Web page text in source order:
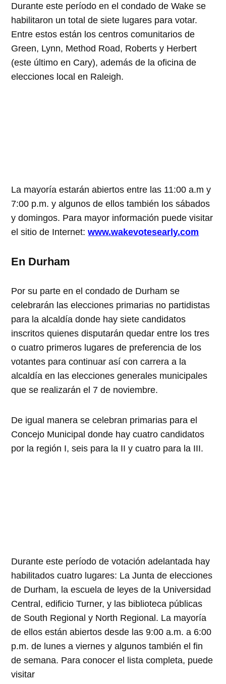
Durante este período en el condado de Wake se
habilitaron un total de siete lugares para votar.
Entre estos están los centros comunitarios de
Green, Lynn, Method Road, Roberts y Herbert
(este último en Cary), además de la oficina de
elecciones local en Raleigh.
La mayoría estarán abiertos entre las 11:00 a.m y
7:00 p.m. y algunos de ellos también los sábados
y domingos. Para mayor información puede visitar
el sitio de Internet:www.wakevotesearly.com
En Durham
Por su parte en el condado de Durham se
celebrarán las elecciones primarias no partidistas
para la alcaldía donde hay siete candidatos
inscritos quienes disputarán quedar entre los tres
o cuatro primeros lugares de preferencia de los
votantes para continuar así con carrera a la
alcaldía en las elecciones generales municipales
que se realizarán el 7 de noviembre.
De igual manera se celebran primarias para el
Concejo Municipal donde hay cuatro candidatos
por la región I, seis para la II y cuatro para la III.
Durante este período de votación adelantada hay
habilitados cuatro lugares: La Junta de elecciones
de Durham, la escuela de leyes de la Universidad
Central, edificio Turner, y las biblioteca públicas
de South Regional y North Regional. La mayoría
de ellos están abiertos desde las 9:00 a.m. a 6:00
p.m. de lunes a viernes y algunos también el fin
de semana. Para conocer el lista completa, puede
visitar